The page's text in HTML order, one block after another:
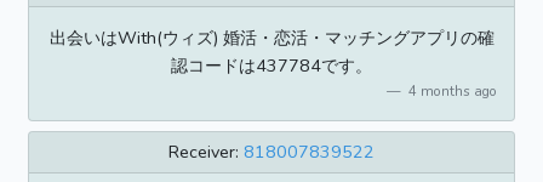
出会いはWith(ウィズ) 婚活・恋活・マッチングアプリの確
認コードは437784です。
4 months ago
Receiver: 818007839522